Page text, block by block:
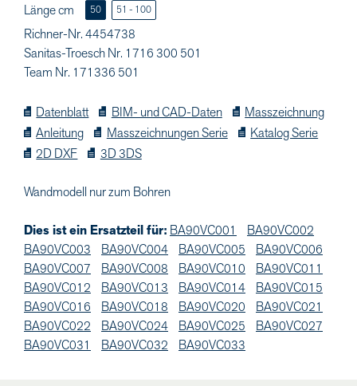
Länge cm 50 51 - 100
Richner-Nr. 4454738
Sanitas-Troesch Nr. 1716 300 501
Team Nr. 171336 501
Datenblatt BIM- und CAD-Daten
Masszeichnung
Anleitung
Masszeichnungen Serie
Katalog Serie
2D DXF
3D 3DS
Wandmodell nur zum Bohren
Dies ist ein Ersatzteil für: BA90VC001
BA90VC002
BA90VC003
BA90VC004 BA90VC005
BA90VC006
BA90VC007
BA90VC008 BA90VC010
BA90VC011
BA90VC012
BA90VC013 BA90VC014
BA90VC015
BA90VC016
BA90VC018 BA90VC020
BA90VC021
BA90VC022
BA90VC024 BA90VC025
BA90VC027
BA90VC031
BA90VC032 BA90VC033